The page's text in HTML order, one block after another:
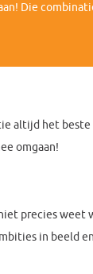
Die
altijd het
omgaan!
precies
in beeld